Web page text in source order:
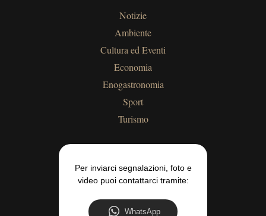
Notizie
Ambiente
Cultura ed Eventi
Economia
Enogastronomia
Sport
Turismo
Per inviarci segnalazioni, foto e
video puoi contattarci tramite:
WhatsApp